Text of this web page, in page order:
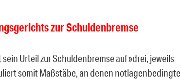
zur Schuldenbremse
Urteil zur Schuldenbremse auf »drei, jeweils
somit Maßstäbe, an denen notlagenbedingte